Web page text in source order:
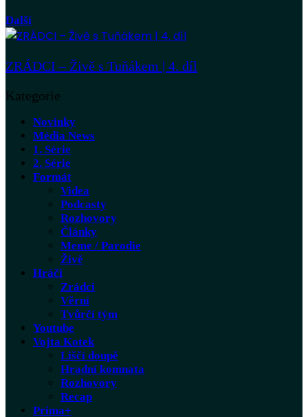
Další
ZRÁDCI – Živě s Tuňákem | 4. díl
Kategorie
Novinky
Média News
1. Série
2. Série
Formát
Videa
Podcasty
Rozhovory
Články
Meme / Parodie
Živě
Hráči
Zrádci
Věrní
Tvůrčí tým
Youtube
Vojta Kotek
Liščí doupě
Hradní komnata
Rozhovory
Recap
Prima+